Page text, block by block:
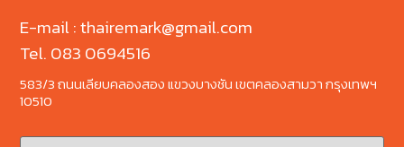
E-mail : thairemark@gmail.com
Tel. 083 0694516
583/3 ถนนเลียบคลองสอง แขวงบางชัน เขตคลองสามวา กรุงเทพฯ
10510